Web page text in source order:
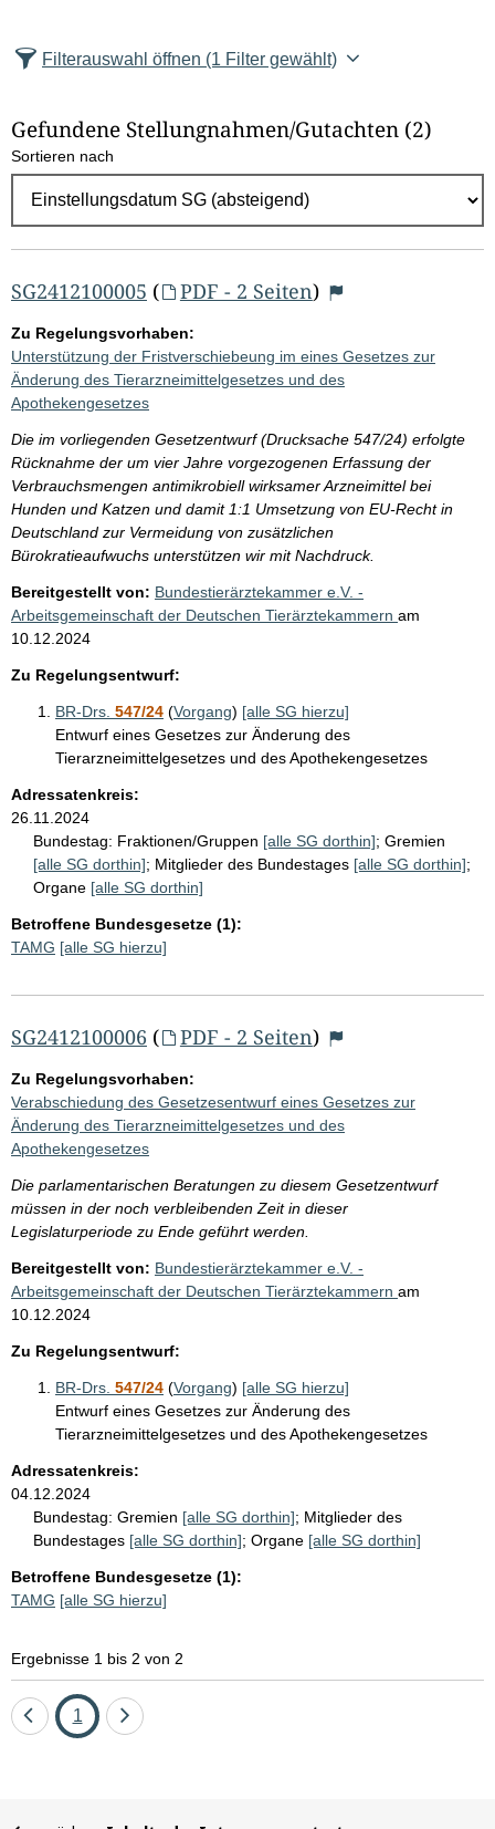
h
z
l
E
g
e
b
i
s
s
e
p
r
o
S
e
i
Filterauswahl öffnen (1 Filter gewählt)
Gefundene Stellungnahmen/⁠Gutachten (2)
Sortieren nach
SG2412100005 ( PDF - 2 Seiten)
Zu Regelungsvorhaben:
Unterstützung der Fristverschiebeung im eines Gesetzes zur
Änderung des Tierarzneimittelgesetzes und des
Apothekengesetzes
Die im vorliegenden Gesetzentwurf (Drucksache 547/24) erfolgte
Rücknahme der um vier Jahre vorgezogenen Erfassung der
Verbrauchsmengen antimikrobiell wirksamer Arzneimittel bei
Hunden und Katzen und damit 1:1 Umsetzung von EU-Recht in
Deutschland zur Vermeidung von zusätzlichen
Bürokratieaufwuchs unterstützen wir mit Nachdruck.
Bereitgestellt von: Bundestierärztekammer e.V. -
Arbeitsgemeinschaft der Deutschen Tierärztekammern am
10.12.2024
Zu Regelungsentwurf:
BR-Drs. 547/24 (Vorgang) [alle SG hierzu]
Entwurf eines Gesetzes zur Änderung des
Tierarzneimittelgesetzes und des Apothekengesetzes
Adressatenkreis:
26.11.2024
Bundestag: Fraktionen/Gruppen [alle SG dorthin]; Gremien
[alle SG dorthin]; Mitglieder des Bundestages [alle SG dorthin];
Organe [alle SG dorthin]
Betroffene Bundesgesetze (1):
TAMG [alle SG hierzu]
SG2412100006 ( PDF - 2 Seiten)
Zu Regelungsvorhaben:
Verabschiedung des Gesetzesentwurf eines Gesetzes zur
Änderung des Tierarzneimittelgesetzes und des
Apothekengesetzes
Die parlamentarischen Beratungen zu diesem Gesetzentwurf
müssen in der noch verbleibenden Zeit in dieser
Legislaturperiode zu Ende geführt werden.
Bereitgestellt von: Bundestierärztekammer e.V. -
Arbeitsgemeinschaft der Deutschen Tierärztekammern am
10.12.2024
Zu Regelungsentwurf:
BR-Drs. 547/24 (Vorgang) [alle SG hierzu]
Entwurf eines Gesetzes zur Änderung des
Tierarzneimittelgesetzes und des Apothekengesetzes
Adressatenkreis:
04.12.2024
Bundestag: Gremien [alle SG dorthin]; Mitglieder des
Bundestages [alle SG dorthin]; Organe [alle SG dorthin]
Betroffene Bundesgesetze (1):
TAMG [alle SG hierzu]
Ergebnisse 1 bis 2 von 2
EineSeite
1
Eine